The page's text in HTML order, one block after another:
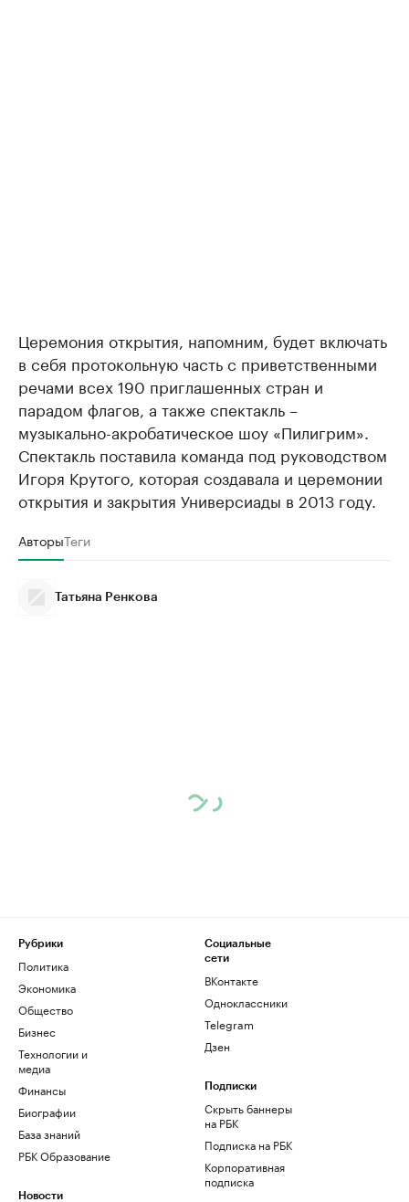
Церемония открытия, напомним, будет включать
в себя протокольную часть с приветственными
речами всех 190 приглашенных стран и
парадом флагов, а также спектакль –
музыкально-акробатическое шоу «Пилигрим».
Спектакль поставила команда под руководством
Игоря Крутого, которая создавала и церемонии
открытия и закрытия Универсиады в 2013 году.
АвторыТеги
Татьяна Ренкова
Рубрики
Политика
Экономика
Общество
Бизнес
Технологии и
медиа
Финансы
Биографии
База знаний
РБК Образование
Новости
Социальные
сети
ВКонтакте
Одноклассники
Telegram
Дзен
Подписки
Скрыть баннеры
на РБК
Подписка на РБК
Корпоративная
подписка